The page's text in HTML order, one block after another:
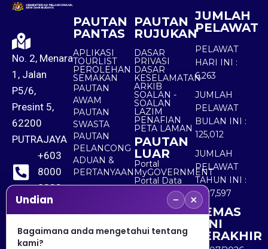
No. 2, Menara
1, Jalan
P5/6,
Presint 5,
62200
PUTRAJAYA
+603
8000
8000
+603
8891
7100
PAUTAN
PANTAS
APLIKASI
TOURLIST
PEROLEHAN
SEMAKAN
PAUTAN
AWAM
PAUTAN
SWASTA
PAUTAN
PELANCONG
ADUAN &
PERTANYAAN
PAUTAN
RUJUKAN
DASAR
PRIVASI
DASAR
KESELAMATAN
ARKIB
SOALAN -
SOALAN
LAZIM
PENAFIAN
PETA LAMAN
PAUTAN
LUAR
Portal
MyGOVERNMENT
Portal Data
Terbuka
Sektor Awam
JUMLAH
PELAWAT
PELAWAT
HARI INI :
6,263
JUMLAH
PELAWAT
BULAN INI :
125,012
JUMLAH
PELAWAT
TAHUN INI :
5,527,597
KEMAS
KINI
TERAKHIR
Undian − ×
Bagaimana anda mengetahui tentang
kami?